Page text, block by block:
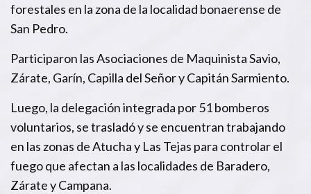
forestales en la zona de la localidad bonaerense de
San Pedro.
Participaron las Asociaciones de Maquinista Savio,
Zárate, Garín, Capilla del Señor y Capitán Sarmiento.
Luego, la delegación integrada por 51 bomberos
voluntarios, se trasladó y se encuentran trabajando
en las zonas de Atucha y Las Tejas para controlar el
fuego que afectan a las localidades de Baradero,
Zárate y Campana.